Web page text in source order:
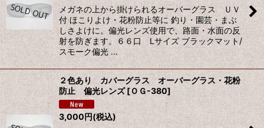
メガネの上から掛けられるオーバーグラス ＵＶ
付 ほこりよけ・花粉防止等に 釣り・園芸・まぶ
しさよけに。偏光レンズ使用で、路面・水面の反
射を防ぎます。６６口 Lサイズ ブラックマット/
スモーク偏光 …
２色あり カバーグラス オーバーグラス・花粉
防止 偏光レンズ [ＯＧ-380]
3,000円(税込)